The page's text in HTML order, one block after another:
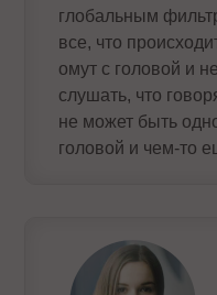
глобальным
все, что
омут с головой и
слушать, что
не может быть
головой и чем-то